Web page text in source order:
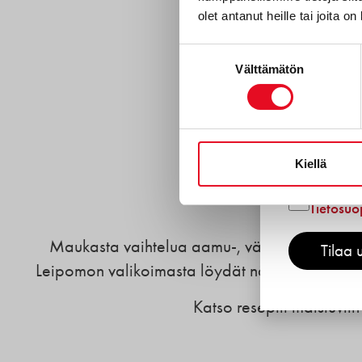
olet antanut heille tai joita
Välttämätön
Kiellä
Maukasta vaihtelua aamu-, väli- tai
Leipomon valikoimasta löydät näppärät
Katso reseptit
Reseptit
Tilaa